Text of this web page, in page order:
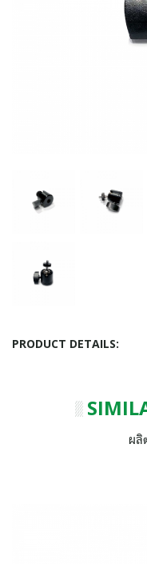
PRODUCT DETAILS:
ผลิ